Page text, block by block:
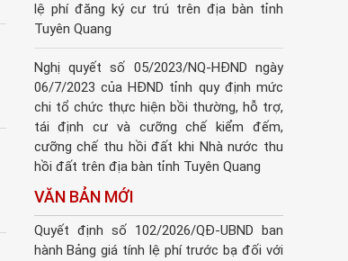
lệ phí đăng ký cư trú trên địa bàn tỉnh
Tuyên Quang
Nghị quyết số 05/2023/NQ-HĐND ngày
06/7/2023 của HĐND tỉnh quy định mức
chi tổ chức thực hiện bồi thường, hỗ trợ,
tái định cư và cưỡng chế kiểm đếm,
cưỡng chế thu hồi đất khi Nhà nước thu
hồi đất trên địa bàn tỉnh Tuyên Quang
VĂN BẢN MỚI
Quyết định số 102/2026/QĐ-UBND ban
hành Bảng giá tính lệ phí trước bạ đối với